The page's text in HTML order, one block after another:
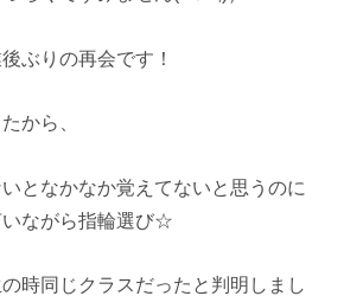
ぶりの再会です！
から、
となかなか覚えてないと思うのに
ながら指輪選び☆
の時同じクラスだったと判明しまし